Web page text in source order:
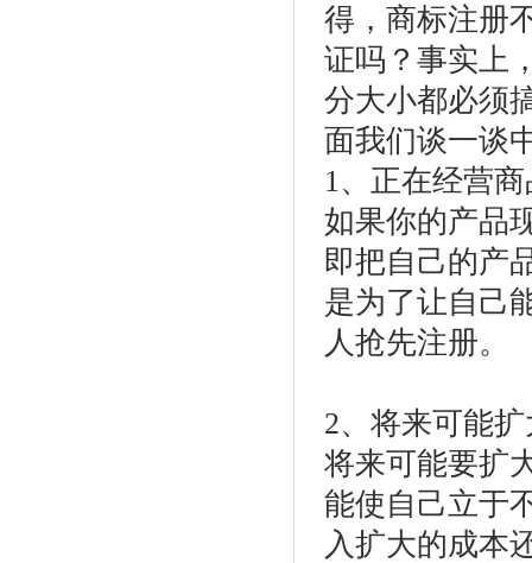
得，商标注册
证吗？事实上
分大小都必须
面我们谈一谈
1、正在经营
如果你的产品
即把自己的产
是为了让自己
人抢先注册。
2、将来可能
将来可能要扩
能使自己立于
入扩大的成本